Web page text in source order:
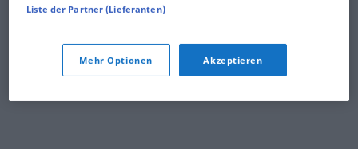
Liste der Partner (Lieferanten)
Mehr Optionen Akzeptieren